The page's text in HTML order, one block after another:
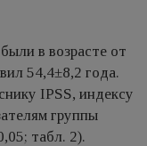
в возрасте от
54,4±8,2 года.
IPSS, индексу
группы
табл. 2).